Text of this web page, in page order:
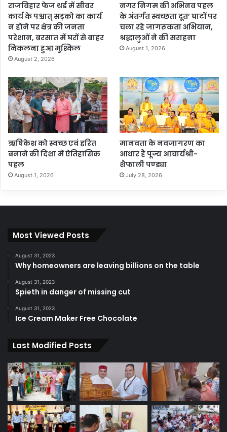
राजविहार फेज थर्ड में सीवर
कार्य के पश्चात् सड़को का कार्य
न होने पर क्षेत्र की जनता
परेशान, बरसात में घरों से बाहर
निकलना हुआ मुश्किल
August 2, 2026
नगर निगम की अभिनव पहल
के अंतर्गत स्वच्छता दूत’ घाटों पर
चला रहे जागरूकता अभियान,
श्रद्धालुओं ने की सराहना
August 1, 2026
ऋषिकेश को स्वच्छ एवं हरित
बनाने की दिशा में ऐतिहासिक
पहल
August 1, 2026
मानवता के नवजागरण का
आधार हैं पूज्य आचार्यश्री-
शैफाली पण्ड्या
July 28, 2026
Most Viewed Posts
August 31, 2023
Why homeowners are leaving billions on the table
August 31, 2023
Spieth in danger of missing cut
August 31, 2023
Ice Cream Maker Free Chocolate
Last Modified Posts